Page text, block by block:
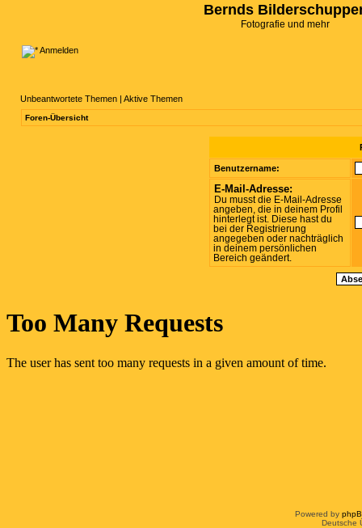
Bernds
Fotografie und mehr
Anmelden
Unbeantwortete Themen | Aktive Themen
Foren-Übersicht
Benutzername:
E-Mail-Adresse:
Du musst die E-Mail-Adresse
angeben, die in deinem Profil
hinterlegt ist. Diese hast du
bei der Registrierung
angegeben oder nachträglich
in deinem persönlichen
Bereich geändert.
Powered by
Deutsche